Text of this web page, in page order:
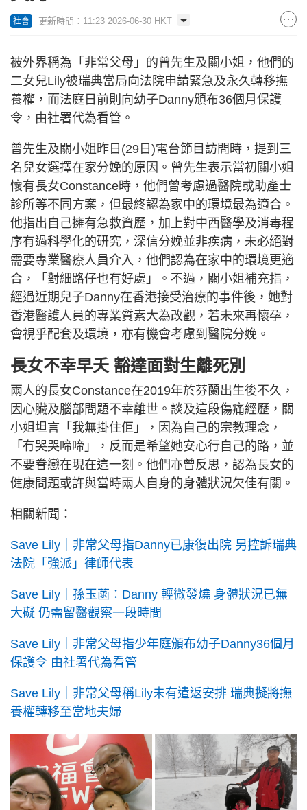
社會 更新時間：11:23 2026-06-30 HKT
被外界稱為「非常父母」的曾先生及關小姐，他們的
二女兒Lily被瑞典當局向法院申請緊急及永久轉移撫
養權，而法庭日前則向幼子Danny頒布36個月保護
令，由社署代為看管。
曾先生及關小姐昨日(29日)電台節目訪問時，提到三
名兒女選擇在家分娩的原因。曾先生表示當初關小姐
懷有長女Constance時，他們曾考慮過醫院或助產士
診所等不同方案，但最終認為家中的環境最為適合。
他指出自己擁有急救資歷，加上對中西醫學及消毒程
序有過科學化的研究，深信分娩並非疾病，未必絕對
需要專業醫療人員介入，他們認為在家中的環境更適
合，「對細路仔也有好處」。不過，關小姐補充指，
經過近期兒子Danny在香港接受治療的事件後，她對
香港醫護人員的專業質素大為改觀，若未來再懷孕，
會視乎配套及環境，亦有機會考慮到醫院分娩。
長女不幸早夭 豁達面對生離死別
兩人的長女Constance在2019年於芬蘭出生後不久，
因心臟及腦部問題不幸離世。談及這段傷痛經歷，關
小姐坦言「我無掛住佢」，因為自己的宗教理念，
「冇哭哭啼啼」，反而是希望她安心行自己的路，並
不要眷戀在現在這一刻。他們亦曾反思，認為長女的
健康問題或許與當時兩人自身的身體狀況欠佳有關。
相關新聞：
Save Lily｜非常父母指Danny已康復出院 另控訴瑞典
法院「強派」律師代表
Save Lily｜孫玉菡：Danny 輕微發燒 身體狀況已無
大礙 仍需留醫觀察一段時間
Save Lily｜非常父母指少年庭頒布幼子Danny36個月
保護令 由社署代為看管
Save Lily｜非常父母稱Lily未有遣返安排 瑞典擬將撫
養權轉移至當地夫婦